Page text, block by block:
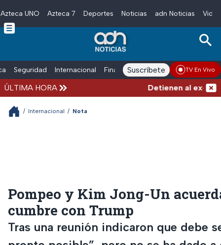
Skip to main content
Azteca UNO Azteca 7 Deportes Noticias adn Noticias
Seguridad Internacional Finanzas adn Noticias Radio
Suscríbete TV En Vivo
ÚLTIMA HORA Detienen al
/ Internacional / Nota
Pompeo y Kim Jong-Un
cumbre con Trump
Tras una reunión indicaron que debe